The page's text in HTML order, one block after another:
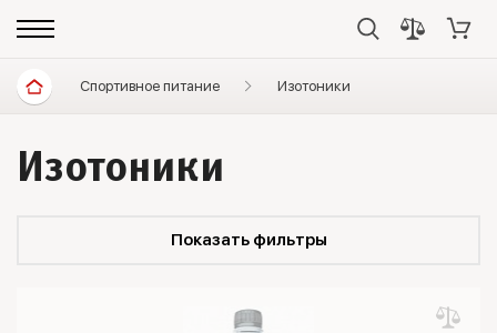
Спортивное питание Изотоники
Изотоники
Показать фильтры